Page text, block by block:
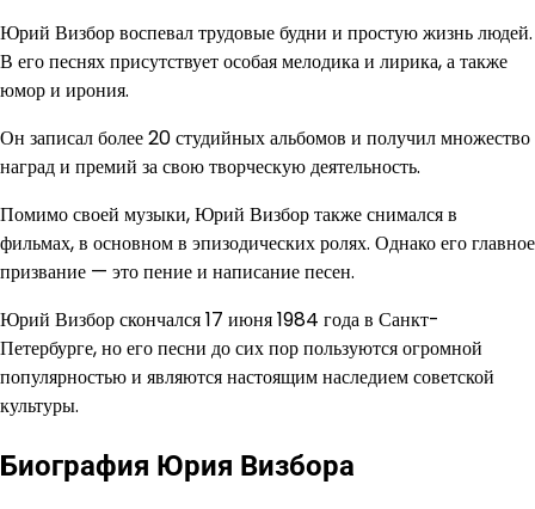
Юрий Визбор воспевал трудовые будни и простую жизнь людей.
В его песнях присутствует особая мелодика и лирика, а также
юмор и ирония.
Он записал более 20 студийных альбомов и получил множество
наград и премий за свою творческую деятельность.
Помимо своей музыки, Юрий Визбор также снимался в
фильмах, в основном в эпизодических ролях. Однако его главное
призвание — это пение и написание песен.
Юрий Визбор скончался 17 июня 1984 года в Санкт-
Петербурге, но его песни до сих пор пользуются огромной
популярностью и являются настоящим наследием советской
культуры.
Биография Юрия Визбора